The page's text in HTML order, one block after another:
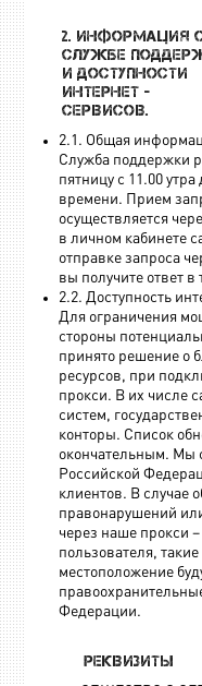
2. Информация
службе
и доступности
интернет -
сервисов.
2.1. Общая
Служба поддержки
пятницу с 11.00
времени. Прием
осуществляется
в личном кабинете
отправке запроса
вы получите ответ в
2.2. Доступность
Для ограничения
стороны
принято решение о
ресурсов, при
прокси. В их числе
систем,
конторы. Список
окончательным. Мы
Российской
клиентов. В случае
правонарушений
через наше прокси
пользователя,
местоположение
Федерации.
Реквизиты